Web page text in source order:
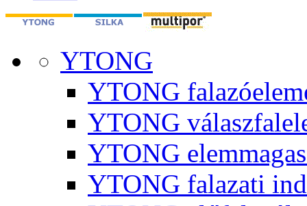
YTONG
YTONG
YTONG
YTONG
YTONG falazati